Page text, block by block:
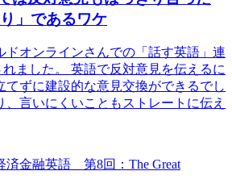
」であるワケ
ドオンラインさんでの「話す英語」連
ました。 英語で反対意見を伝えるに
てずに建設的な意見交換ができるでし
、言いにくいこともストレートに伝え